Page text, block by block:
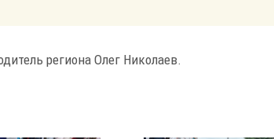
региона Олег Николаев.